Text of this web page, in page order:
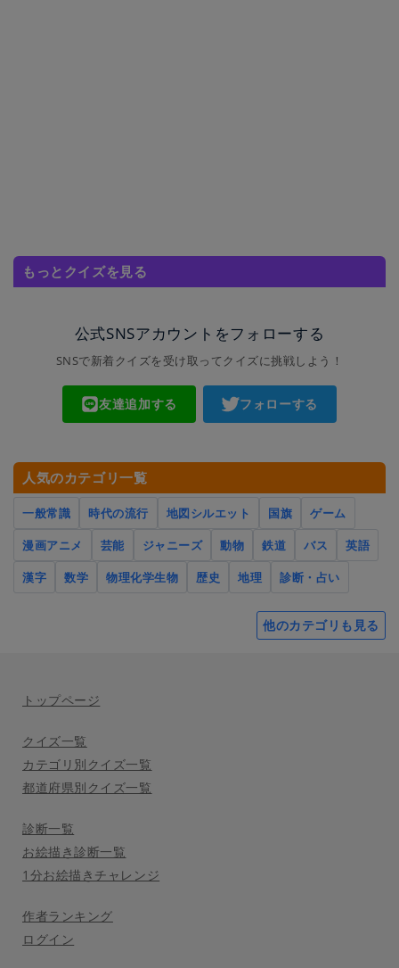
もっとクイズを見る
公式SNSアカウントをフォローする
SNSで新着クイズを受け取ってクイズに挑戦しよう！
友達追加する フォローする
人気のカテゴリ一覧
一般常識 時代の流行 地図シルエット 国旗
ゲーム
漫画アニメ
芸能 ジャニーズ 動物 鉄道 バス
英語
漢字
数学 物理化学生物 歴史 地理 診断・占い
他のカテゴリも見る
トップページ
クイズ一覧
カテゴリ別クイズ一覧
都道府県別クイズ一覧
診断一覧
お絵描き診断一覧
1分お絵描きチャレンジ
作者ランキング
ログイン